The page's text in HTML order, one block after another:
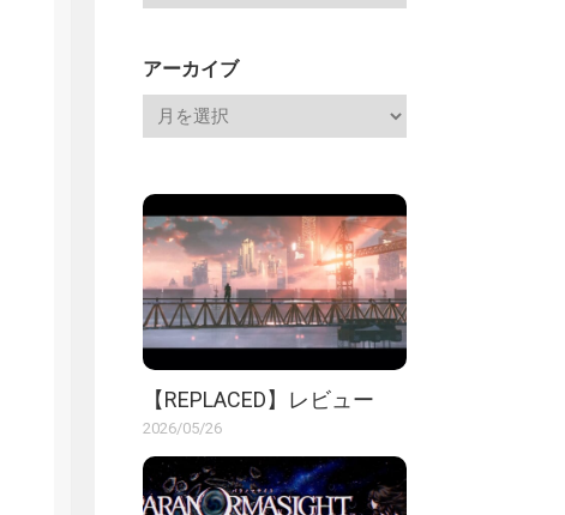
アーカイブ
【REPLACED】レビュー
2026/05/26